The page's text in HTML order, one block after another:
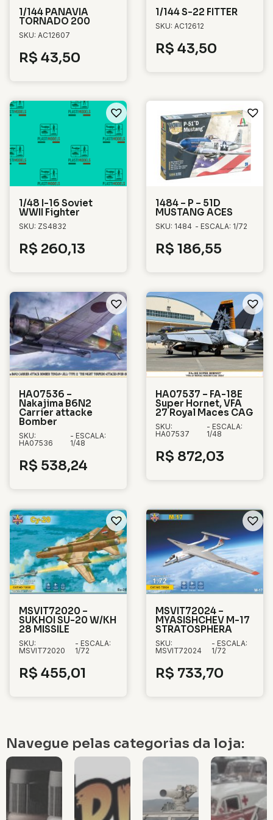
1/144 PANAVIA
TORNADO 200
SKU: AC12607
R$ 43,50
1/144 S-22 FITTER
SKU: AC12612
R$ 43,50
1/48 I-16 Soviet
WWII Fighter
SKU: ZS4832
R$ 260,13
1484 – P – 51D
MUSTANG ACES
SKU: 1484 - ESCALA: 1/72
R$ 186,55
HA07536 –
Nakajima B6N2
Carrier attacke
Bomber
SKU:
HA07536
- ESCALA:
1/48
R$ 538,24
HA07537 – FA-18E
Super Hornet, VFA
27 Royal Maces CAG
SKU:
HA07537
- ESCALA:
1/48
R$ 872,03
MSVIT72020 –
SUKHOI SU-20 W/KH
28 MISSILE
SKU:
MSVIT72020
- ESCALA:
1/72
R$ 455,01
MSVIT72024 –
MYASISHCHEV M-17
STRATOSPHERA
SKU:
MSVIT72024
- ESCALA:
1/72
R$ 733,70
Navegue pelas categorias da loja: